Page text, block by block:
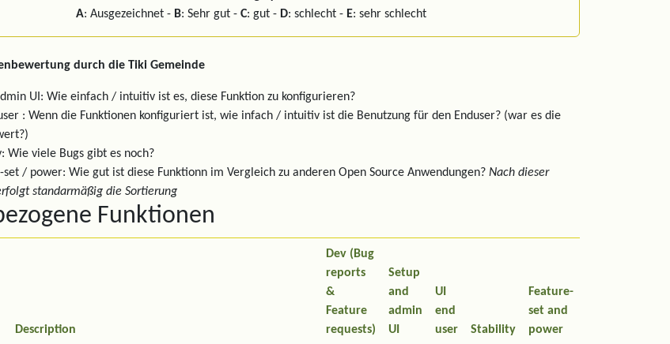
A: Ausgezeichnet - B: Sehr gut - C: gut - D: schlecht - E: sehr schlecht
durch die Tiki Gemeinde
UI: Wie einfach / intuitiv ist es, diese Funktion zu konfigurieren?
: Wenn die Funktionen konfiguriert ist, wie infach / intuitiv ist die Benutzung für den Enduser? (war es die
Wie viele Bugs gibt es noch?
set / power: Wie gut ist diese Funktionn im Vergleich zu anderen Open Source Anwendungen? Nach dieser
standarmäßig die Sortierung
Funktionen
Description
Dev (Bug
reports
&
Feature
requests)
Setup
and
admin
UI
UI
end
user
Stability
Feature-
set and
power